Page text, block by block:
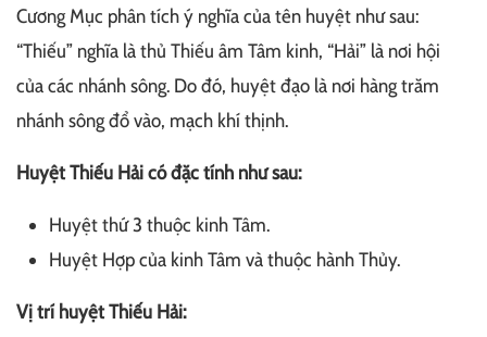
Cương Mục phân tích ý nghĩa của tên huyệt như sau:
“Thiếu” nghĩa là thủ Thiếu âm Tâm kinh, “Hải” là nơi hội
của các nhánh sông. Do đó, huyệt đạo là nơi hàng trăm
nhánh sông đổ vào, mạch khí thịnh.
Huyệt Thiếu Hải có đặc tính như sau:
Huyệt thứ 3 thuộc kinh Tâm.
Huyệt Hợp của kinh Tâm và thuộc hành Thủy.
Vị trí huyệt Thiếu Hải: